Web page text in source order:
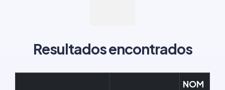
Resultados encontrados
NOM